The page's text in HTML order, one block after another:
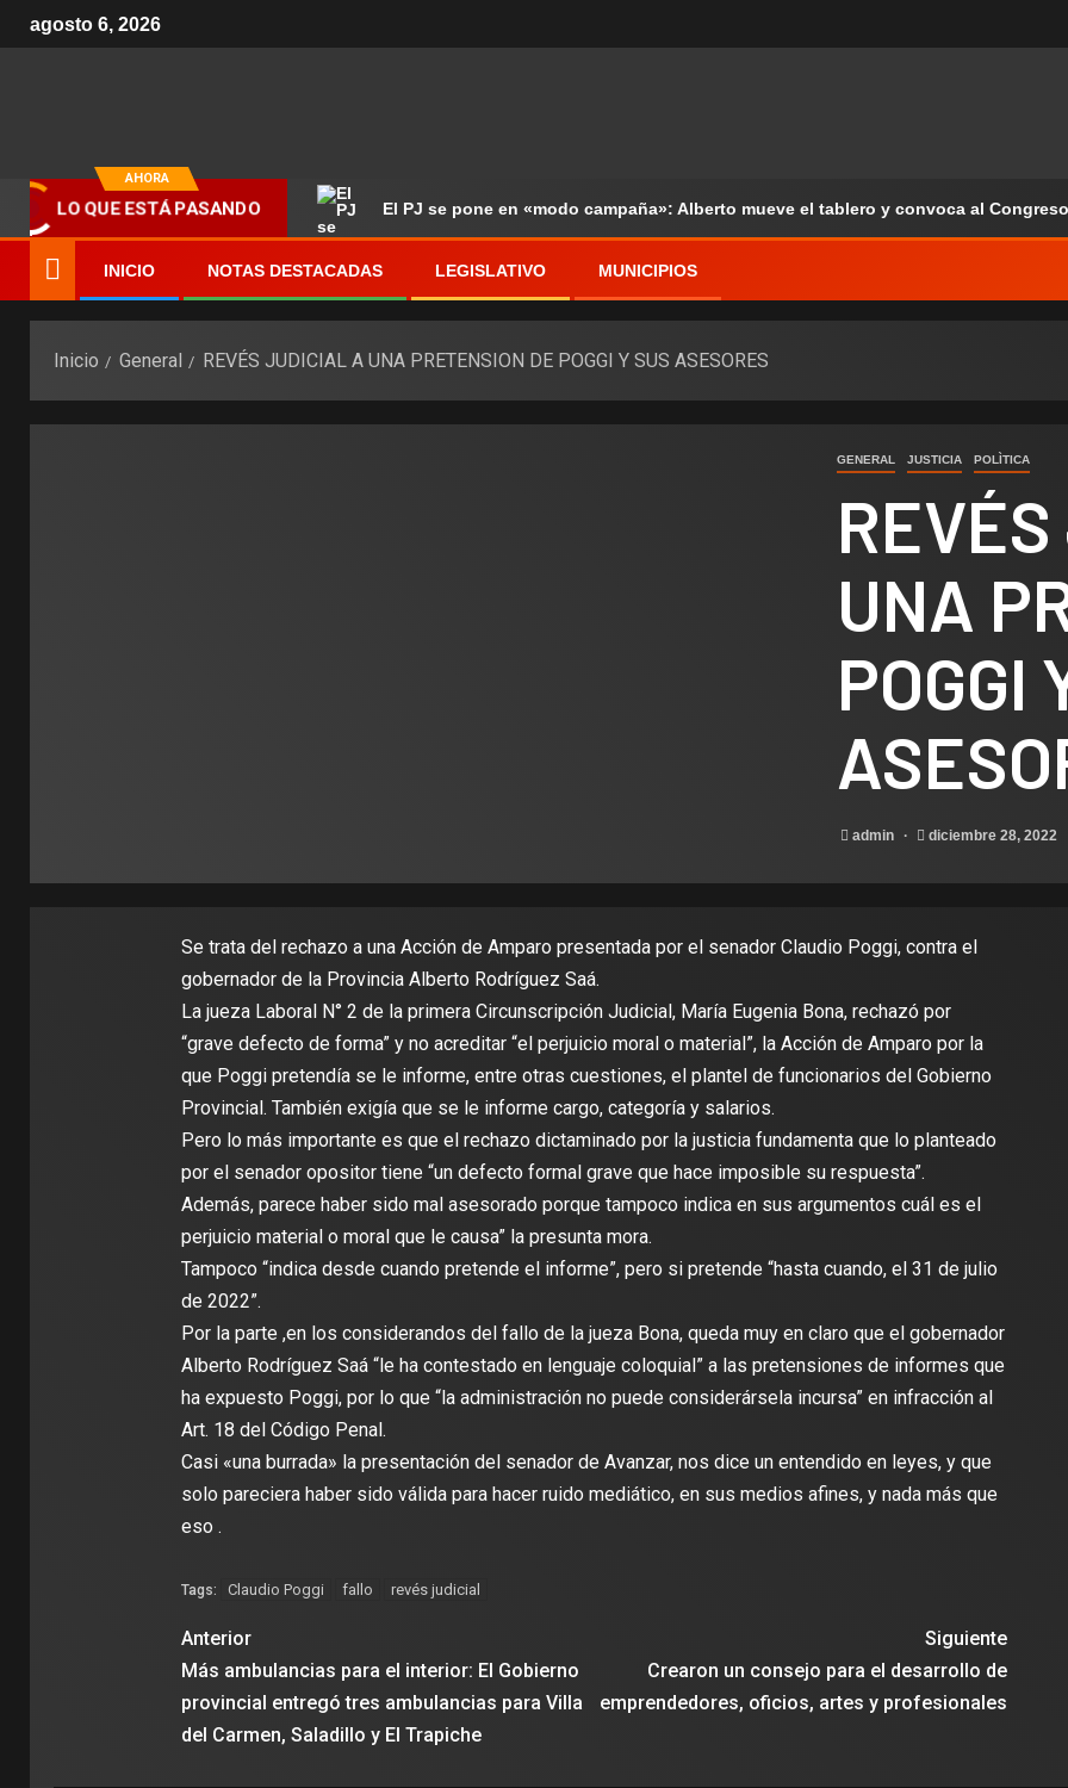
agosto 6, 2026
AHORA
LO QUE ESTÁ PASANDO El PJ se pone en «modo campaña»: Alberto mueve el tablero y convoca al
INICIO NOTAS DESTACADAS LEGISLATIVO MUNICIPIOS
Inicio General REVÉS JUDICIAL A UNA PRETENSION DE POGGI Y SUS ASESORES
GENERAL JUSTICIA POLÌTICA
UNA
POGGI
admin diciembre 28, 2022
Se trata del rechazo a una Acción de Amparo presentada por el senador Claudio Poggi, contra el
gobernador de la Provincia Alberto Rodríguez Saá.
La jueza Laboral N° 2 de la primera Circunscripción Judicial, María Eugenia Bona, rechazó por
“grave defecto de forma” y no acreditar “el perjuicio moral o material”, la Acción de Amparo por la
que Poggi pretendía se le informe, entre otras cuestiones, el plantel de funcionarios del Gobierno
Provincial. También exigía que se le informe cargo, categoría y salarios.
Pero lo más importante es que el rechazo dictaminado por la justicia fundamenta que lo planteado
por el senador opositor tiene “un defecto formal grave que hace imposible su respuesta”.
Además, parece haber sido mal asesorado porque tampoco indica en sus argumentos cuál es el
perjuicio material o moral que le causa” la presunta mora.
Tampoco “indica desde cuando pretende el informe”, pero si pretende “hasta cuando, el 31 de julio
de 2022”.
Por la parte ,en los considerandos del fallo de la jueza Bona, queda muy en claro que el gobernador
Alberto Rodríguez Saá “le ha contestado en lenguaje coloquial” a las pretensiones de informes que
ha expuesto Poggi, por lo que “la administración no puede considerársela incursa” en infracción al
Art. 18 del Código Penal.
Casi «una burrada» la presentación del senador de Avanzar, nos dice un entendido en leyes, y que
solo pareciera haber sido válida para hacer ruido mediático, en sus medios afines, y nada más que
eso .
Tags: Claudio Poggi fallo revés judicial
Anterior
Más ambulancias para el interior: El Gobierno
provincial entregó tres ambulancias para Villa
del Carmen, Saladillo y El Trapiche
Siguiente
Crearon un consejo para el desarrollo de
emprendedores, oficios, artes y profesionales